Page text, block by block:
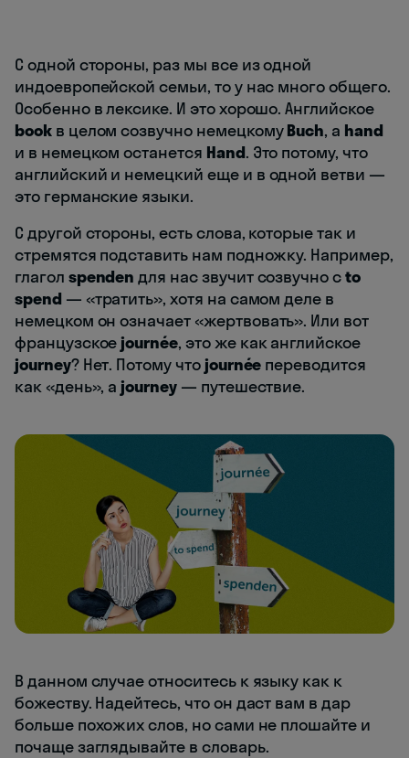
С одной стороны, раз мы все из одной
индоевропейской семьи, то у нас много общего.
Особенно в лексике. И это хорошо. Английское
bookв целом созвучно немецкомуBuch, а hand
и в немецком останется Hand. Это потому, что
английский и немецкий еще и в одной ветви —
это германские языки.
С другой стороны, есть слова, которые так и
стремятся подставить нам подножку. Например,
глагол spenden для нас звучит созвучно сto
spend — «тратить», хотя на самом деле в
немецком он означает «жертвовать». Или вот
французскоеjournée, это же как английское
journey? Нет. Потому чтоjournée переводится
как «день», а journey— путешествие.
В данном случае относитесь к языку как к
божеству. Надейтесь, что он даст вам в дар
больше похожих слов, но сами не плошайте и
почаще заглядывайте в словарь.